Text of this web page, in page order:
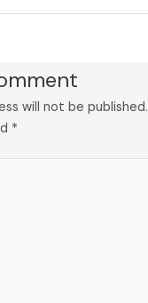
will not be published.
*